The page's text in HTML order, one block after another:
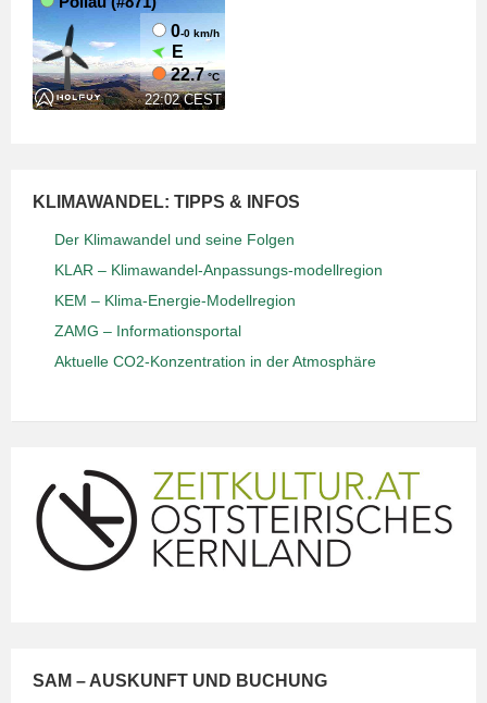
KLIMAWANDEL: TIPPS & INFOS
Der Klimawandel und seine Folgen
KLAR – Klimawandel-Anpassungs-modellregion
KEM – Klima-Energie-Modellregion
ZAMG – Informationsportal
Aktuelle CO2-Konzentration in der Atmosphäre
SAM – AUSKUNFT UND BUCHUNG